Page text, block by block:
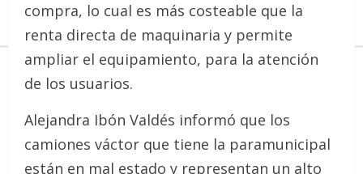
compra, lo cual es más costeable que la
renta directa de maquinaria y permite
ampliar el equipamiento, para la atención
de los usuarios.
Alejandra Ibón Valdés informó que los
camiones váctor que tiene la paramunicipal
están en mal estado y representan un alto